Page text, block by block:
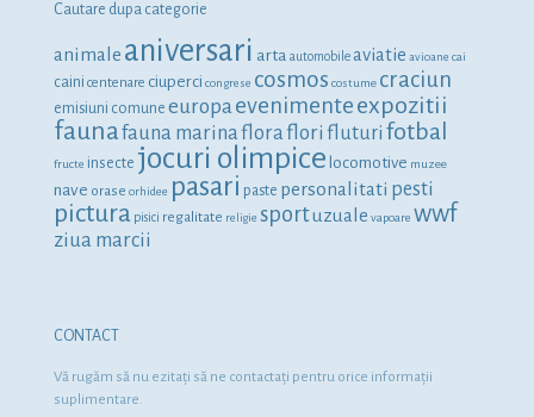
Cautare dupa categorie
animale aniversari arta automobile aviatie avioane cai
caini centenare ciuperci congrese cosmos costume craciun
emisiuni comune europaevenimenteexpozitii
faunafauna marinafloraflori fluturi fotbal
fructe insecte jocuri olimpice locomotive muzee
nave orase orhidee pasari paste personalitati pesti
pictura pisici regalitate religie sportuzuale vapoare wwf
ziua marcii
CONTACT
Vă rugăm să nu ezitaţi să ne contactaţi pentru orice informaţii
suplimentare.